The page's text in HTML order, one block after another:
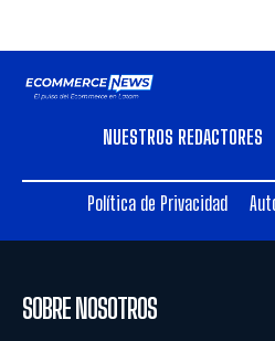
NUESTROS REDACTORES
Política de Privacidad
SOBRE NOSOTROS